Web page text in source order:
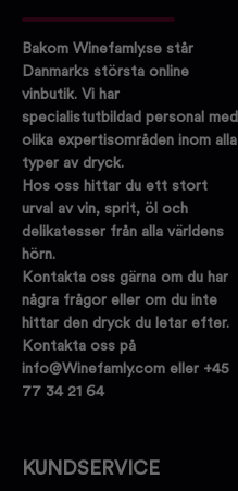
Bakom Winefamly.se står
Danmarks största online
vinbutik. Vi har
specialistutbildad personal med
olika expertisområden inom alla
typer av dryck.
Hos oss hittar du ett stort
urval av vin, sprit, öl och
delikatesser från alla världens
hörn.
Kontakta oss gärna om du har
några frågor eller om du inte
hittar den dryck du letar efter.
Kontakta oss på
info@Winefamly.com eller +45
77 34 21 64
KUNDSERVICE